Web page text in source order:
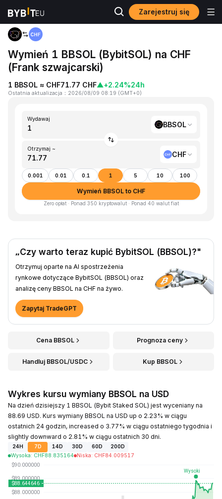
Zarejestruj się
Strona główna
Wymień 1 BBSOL (BybitSOL) na CHF
(Frank szwajcarski)
1 BBSOL ≈ CHF71.77 CHF▲+2.24%24h
Ostatnia aktualizacja ： 2026/08/09 08:19 (GMT+0)
Wydawaj
BBSOL
Otrzymaj ~
CHF
0.001 0.01 0.1 1 5 10 100
Wymień BBSOL to CHF
Zero opłat · Ponad 350 kryptowalut · Ponad 40 walut fiat
„Czy warto teraz kupić BybitSOL (BBSOL)?"
Otrzymuj oparte na AI spostrzeżenia
rynkowe dotyczące BybitSOL (BBSOL) oraz
analizę ceny BBSOL na CHF na żywo.
Zapytaj TradeGPT
Cena BBSOL Prognoza ceny
Handluj BBSOL/USDC Kup BBSOL
Wykres kursu wymiany BBSOL na USD
Na dzień dzisiejszy 1 BBSOL (Bybit Staked SOL) jest wyceniany na
88.69 USD. Kurs wymiany BBSOL na USD up o 2.23% w ciągu
ostatnich 24 godzin, increased o 3.77% w ciągu ostatniego tygodnia i
slightly downward o 2.81% w ciągu ostatnich 30 dni.
24H 7D 14D 30D 60D
200D
Wysoka: CHF88.835164 Niska: CHF84.009517